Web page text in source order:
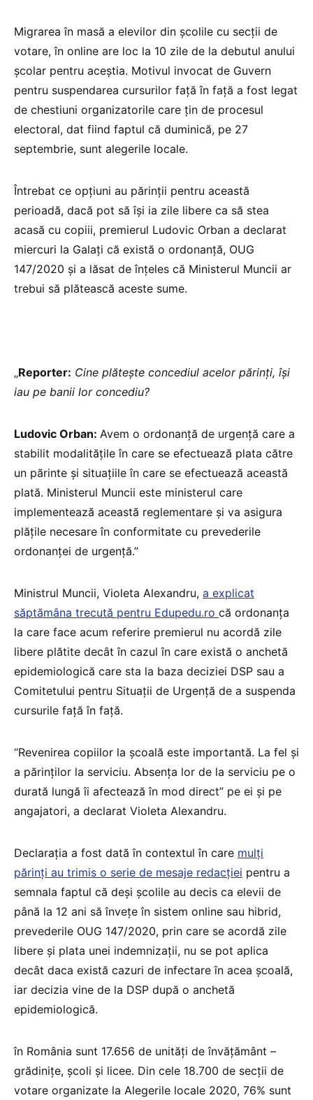
Migrarea în masă a elevilor din școlile cu secții de
votare, în online are loc la 10 zile de la debutul anului
școlar pentru aceștia. Motivul invocat de Guvern
pentru suspendarea cursurilor față în față a fost legat
de chestiuni organizatorile care țin de procesul
electoral, dat fiind faptul că duminică, pe 27
septembrie, sunt alegerile locale.
Întrebat ce opțiuni au părinții pentru această
perioadă, dacă pot să își ia zile libere ca să stea
acasă cu copiii, premierul Ludovic Orban a declarat
miercuri la Galați că există o ordonanță, OUG
147/2020 și a lăsat de înțeles că Ministerul Muncii ar
trebui să plătească aceste sume.
„Reporter: Cine plăteşte concediul acelor părinţi, îşi
iau pe banii lor concediu?
Ludovic Orban: Avem o ordonanţă de urgenţă care a
stabilit modalităţile în care se efectuează plata către
un părinte şi situaţiile în care se efectuează această
plată. Ministerul Muncii este ministerul care
implementează această reglementare şi va asigura
plăţile necesare în conformitate cu prevederile
ordonanţei de urgenţă.”
Ministrul Muncii, Violeta Alexandru, a explicat
săptămâna trecută pentru Edupedu.ro că ordonanța
la care face acum referire premierul nu acordă zile
libere plătite decât în cazul în care există o anchetă
epidemiologică care sta la baza deciziei DSP sau a
Comitetului pentru Situații de Urgență de a suspenda
cursurile față în față.
“Revenirea copiilor la școală este importantă. La fel și
a părinților la serviciu. Absența lor de la serviciu pe o
durată lungă îi afectează în mod direct” pe ei și pe
angajatori, a declarat Violeta Alexandru.
Declarația a fost dată în contextul în care mulți
părinți au trimis o serie de mesaje redacției pentru a
semnala faptul că deși școlile au decis ca elevii de
până la 12 ani să învețe în sistem online sau hibrid,
prevederile OUG 147/2020, prin care se acordă zile
libere și plata unei indemnizații, nu se pot aplica
decât daca există cazuri de infectare în acea școală,
iar decizia vine de la DSP după o anchetă
epidemiologică.
în România sunt 17.656 de unități de învățământ –
grădinițe, școli și licee. Din cele 18.700 de secții de
votare organizate la Alegerile locale 2020, 76% sunt